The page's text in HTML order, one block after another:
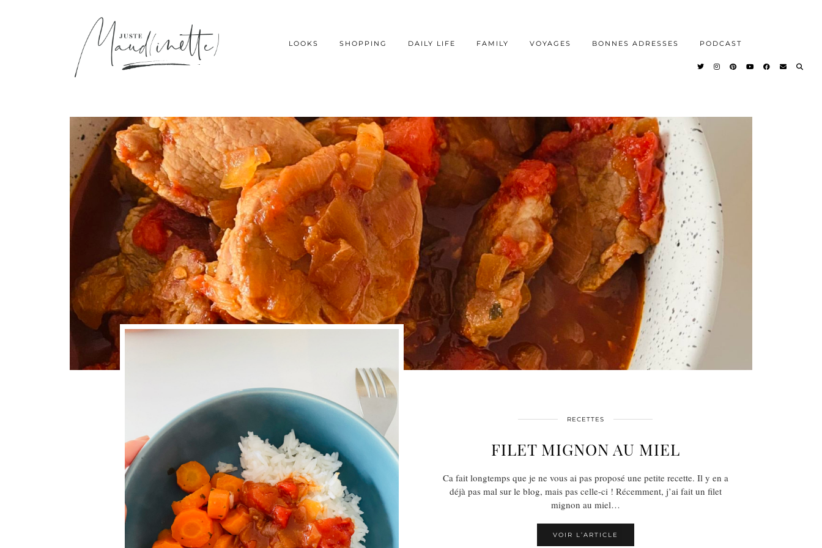
LOOKS SHOPPING DAILY LIFE FAMILY VOYAGES BONNES ADRESSES PODCAST
RECETTES
FILET MIGNON AU MIEL
Ca fait longtemps que je ne vous ai pas proposé une petite recette. Il y en a
déjà pas mal sur le blog, mais pas celle-ci ! Récemment, j’ai fait un filet
mignon au miel…
VOIR L’ARTICLE